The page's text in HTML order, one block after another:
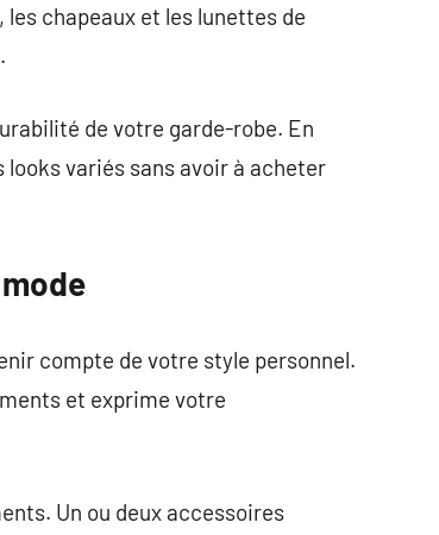
chapeaux et les lunettes de
de votre garde-robe. En
variés sans avoir à acheter
compte de votre style personnel.
et exprime votre
Un ou deux accessoires